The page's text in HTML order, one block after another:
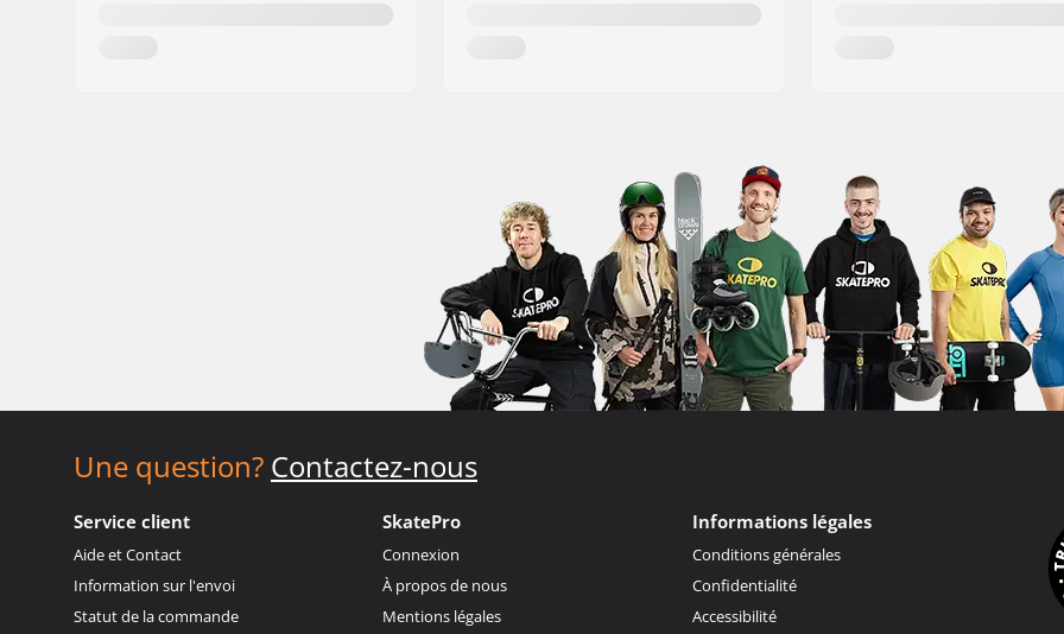
Une question? Contactez-nous
Service client
Aide et Contact
Information sur l'envoi
Statut de la commande
SkatePro
Connexion
À propos de nous
Mentions légales
Informations légales
Conditions générales
Confidentialité
Accessibilité